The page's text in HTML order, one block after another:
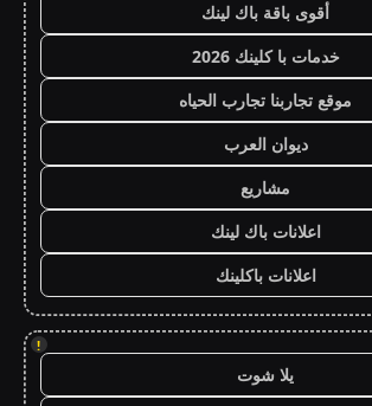
أقوى باقة باك لينك
خدمات با كلينك 2026
موقع تجاربنا تجارب الحياه
ديوان العرب
مشاريع
اعلانات باك لينك
اعلانات باكلينك
!
يلا شوت